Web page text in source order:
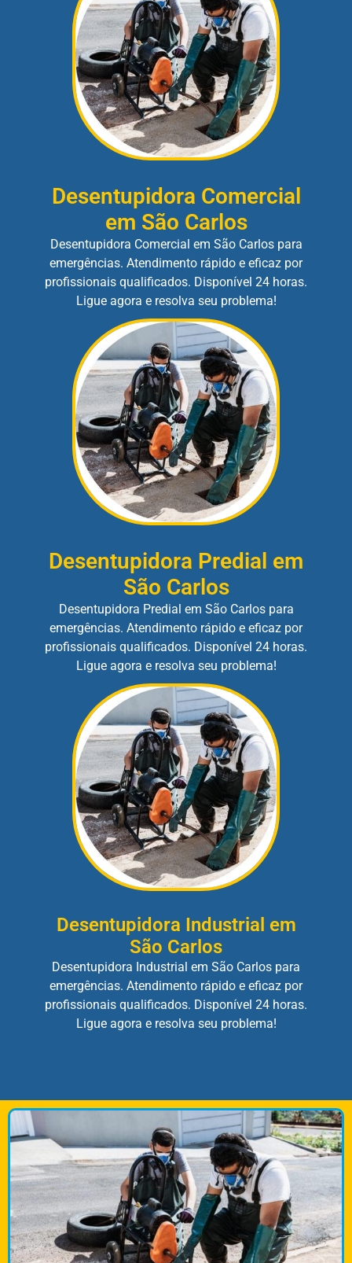
Desentupidora Comercial
em São Carlos
Desentupidora Comercial em São Carlos para
emergências. Atendimento rápido e eficaz por
profissionais qualificados. Disponível 24 horas.
Ligue agora e resolva seu problema!
Desentupidora Predial em
São Carlos
Desentupidora Predial em São Carlos para
emergências. Atendimento rápido e eficaz por
profissionais qualificados. Disponível 24 horas.
Ligue agora e resolva seu problema!
Desentupidora Industrial em
São Carlos
Desentupidora Industrial em São Carlos para
emergências. Atendimento rápido e eficaz por
profissionais qualificados. Disponível 24 horas.
Ligue agora e resolva seu problema!